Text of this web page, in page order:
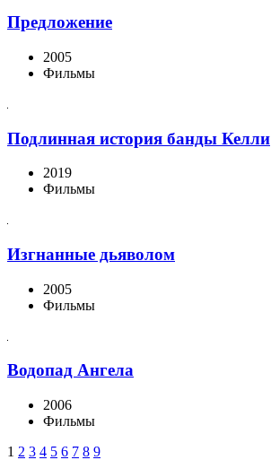
Предложение
2005
Фильмы
Подлинная история банды Келли
2019
Фильмы
Изгнанные дьяволом
2005
Фильмы
Водопад Ангела
2006
Фильмы
1 2 3 4 5 6 7 8 9